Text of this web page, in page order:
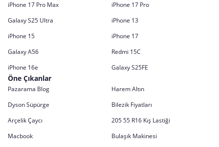
iPhone 17 Pro Max
iPhone 17 Pro
Galaxy S25 Ultra
iPhone 13
iPhone 15
iPhone 17
Galaxy A56
Redmi 15C
iPhone 16e
Galaxy S25FE
Öne Çıkanlar
Pazarama Blog
Harem Altın
Dyson Süpürge
Bilezik Fiyatları
Arçelik Çaycı
205 55 R16 Kış Lastiği
Macbook
Bulaşık Makinesi